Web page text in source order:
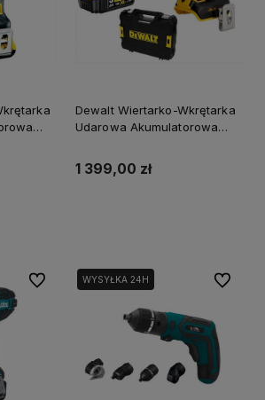
Dewalt Wiertarko-Wkrętarka
Udarowa Akumulatorowa
Dcd796P2
1 399,00 zł
Do ulubionychWYSYŁKA 24H Do